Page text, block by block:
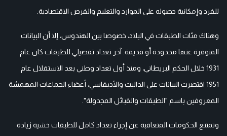
للفرد وإمكانية حصوله على الموارد والتعليم والفرص الاقتصادية.
وهناك مئات الطبقات في البلاد، خصوصا بين الهندوس، إلا أن البيانات
المتوفرة عنها محدودة أو قديمة. آخر تعداد تفصيلي للطبقات كان عام
1931 خلال الحكم البريطاني، ومنذ أول تعداد وطني بعد الاستقلال عام
1951 اقتصرت البيانات على الداليت والأديفاسي، أعضاء الجماعات المهمشة
المعروفين باسم "الطبقات والقبائل المجدولة".
وتمتنع الحكومات المتعاقبة عن إجراء تعداد كامل للطبقات خشية زيادة